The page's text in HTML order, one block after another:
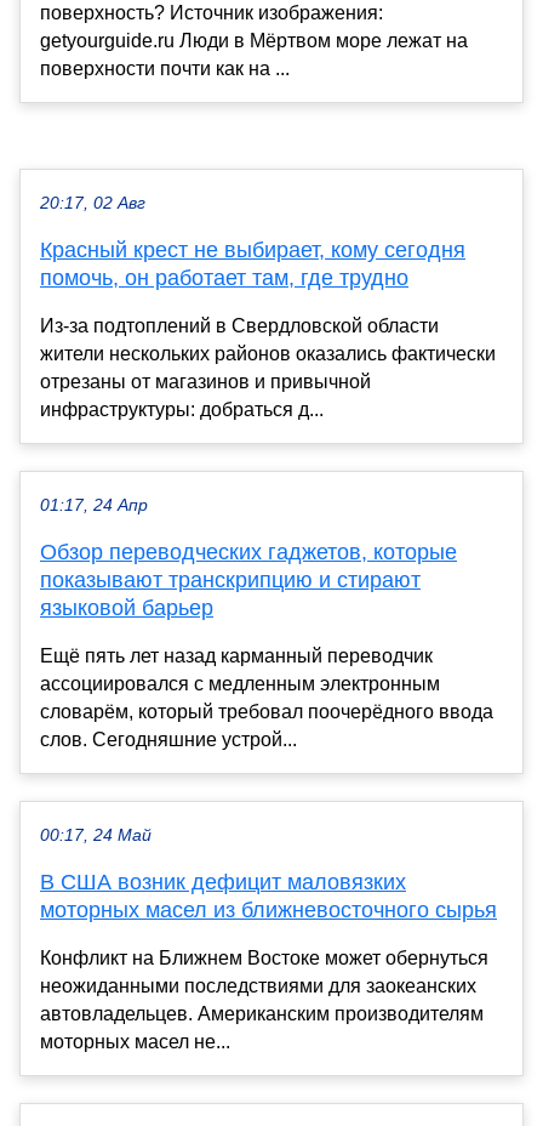
поверхность? Источник изображения:
getyourguide.ru Люди в Мёртвом море лежат на
поверхности почти как на ...
20:17, 02 Авг
Красный крест не выбирает, кому сегодня
помочь, он работает там, где трудно
Из-за подтоплений в Свердловской области
жители нескольких районов оказались фактически
отрезаны от магазинов и привычной
инфраструктуры: добраться д...
01:17, 24 Апр
Обзор переводческих гаджетов, которые
показывают транскрипцию и стирают
языковой барьер
Ещё пять лет назад карманный переводчик
ассоциировался с медленным электронным
словарём, который требовал поочерёдного ввода
слов. Сегодняшние устрой...
00:17, 24 Май
В США возник дефицит маловязких
моторных масел из ближневосточного сырья
Конфликт на Ближнем Востоке может обернуться
неожиданными последствиями для заокеанских
автовладельцев. Американским производителям
моторных масел не...